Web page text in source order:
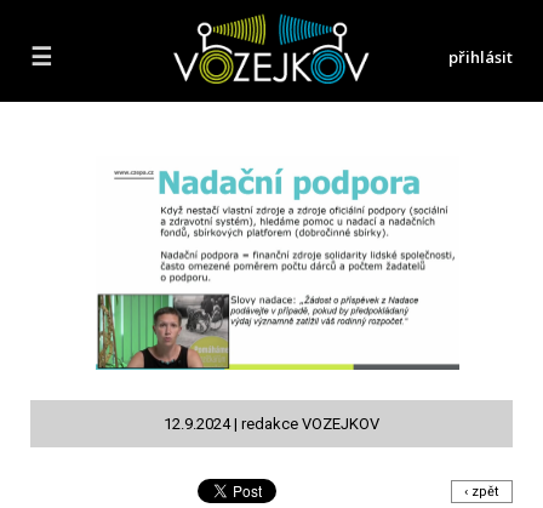
☰ přihlásit
12.9.2024 | redakce VOZEJKOV
‹ zpět